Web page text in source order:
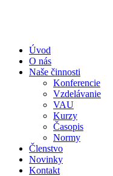
Úvod
O nás
Naše činnosti
Konferencie
Vzdelávanie
VAU
Kurzy
Časopis
Normy
Členstvo
Novinky
Kontakt